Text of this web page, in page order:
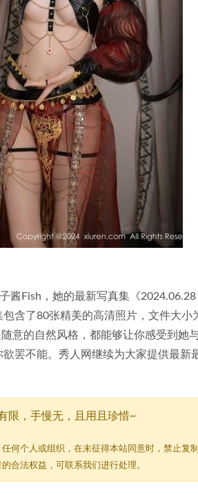
Fish，她的最新写真集《
含了80张精美的高清照片，文件大
意的自然风格，都能够让你感受到她
罢不能。秀人网继续为大家提供最新
限，手慢无，且用且珍惜~
何个人或组织，在未征得本站同意时，禁止复
合法权益，可联系我们进行处理。